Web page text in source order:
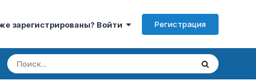
зарегистрированы? Войти Регистрация